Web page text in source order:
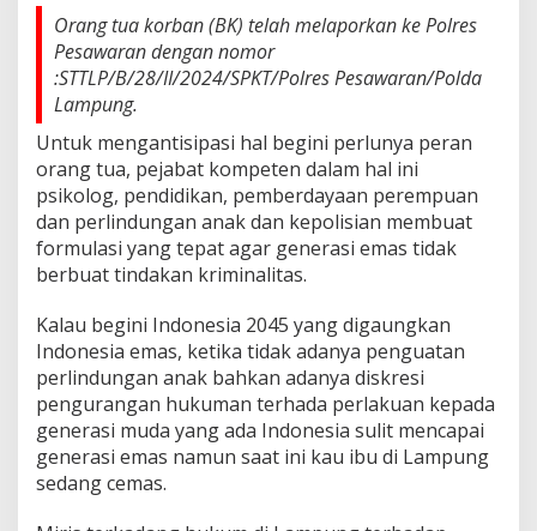
Orang tua korban (BK) telah melaporkan ke Polres
Pesawaran dengan nomor
:STTLP/B/28/II/2024/SPKT/Polres Pesawaran/Polda
Lampung.
Untuk mengantisipasi hal begini perlunya peran
orang tua, pejabat kompeten dalam hal ini
psikolog, pendidikan, pemberdayaan perempuan
dan perlindungan anak dan kepolisian membuat
formulasi yang tepat agar generasi emas tidak
berbuat tindakan kriminalitas.
Kalau begini Indonesia 2045 yang digaungkan
Indonesia emas, ketika tidak adanya penguatan
perlindungan anak bahkan adanya diskresi
pengurangan hukuman terhada perlakuan kepada
generasi muda yang ada Indonesia sulit mencapai
generasi emas namun saat ini kau ibu di Lampung
sedang cemas.